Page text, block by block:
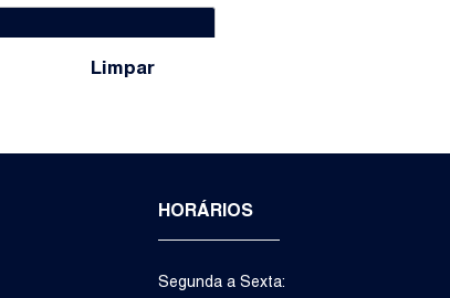
m
Limpar
HORÁRIOS
Segunda a Sexta: